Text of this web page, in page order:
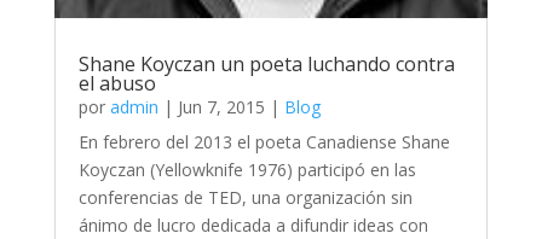
Shane Koyczan un poeta luchando contra
el abuso
por admin | Jun 7, 2015 | Blog
En febrero del 2013 el poeta Canadiense Shane
Koyczan (Yellowknife 1976) participó en las
conferencias de TED, una organización sin
ánimo de lucro dedicada a difundir ideas con